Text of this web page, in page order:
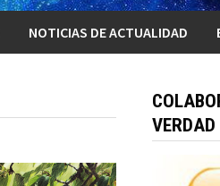
NOTICIAS DE ACTUALIDAD
VERDAD